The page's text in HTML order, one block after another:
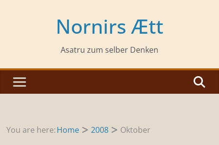
Nornirs Ætt
Asatru zum selber Denken
You are here:Home 2008 Oktober